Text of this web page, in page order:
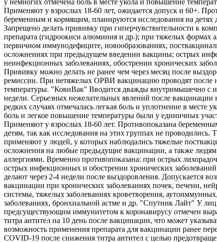
у немногих отмечена боль в месте укола и повышение
Применяют у взрослых 18-60 лет, ожидается допуск и 60+.
беременным и кормящим, планируются исследования на детях
Запрещено делать прививку при гиперчувствительности к
препарата (гидроокиси алюминия и др.); при тяжелых формах
первичном иммунодефиците, новообразованиях,
осложнениях при предыдущем введении вакцины; острых
неинфекционных заболеваниях, обострении хронических
Прививку можно делать не ранее чем через месяц после
ремиссии. При нетяжелых ОРВИ вакцинацию проводят после
температуры. "КовиВак" Вводится дважды внутримышечно с
недели. Серьезных нежелательных явлений после вакцинации
редких случаях отмечалась легкая боль и уплотнение в месте
боль и легкое повышение температуры были у единичных
Применяют у взрослых 18-60 лет. Противопоказана
детям, так как исследования на этих группах не проводились.
применяют у людей, у которых наблюдались тяжелые
осложнения на любые предыдущие вакцинации, а также
аллергиями. Временно противопоказана: при острых
острых инфекционных и обострении хронических
делают через 2-4 недели после выздоровления. Допускается
вакцинации при хронических заболеваниях почек, печени,
системы, тяжелых заболеваниях кроветворения,
заболеваниях, бронхиальной астме и др. "Спутник Лайт" У
предсуществующим иммунитетом к коронавирусу отмечен
титра антител на 10 день после вакцинации, что может
возможность применения препарата для вакцинации ранее
COVID-19 после снижения титра антител с целью